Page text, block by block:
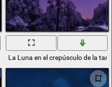
La Luna en el crepúsculo de la